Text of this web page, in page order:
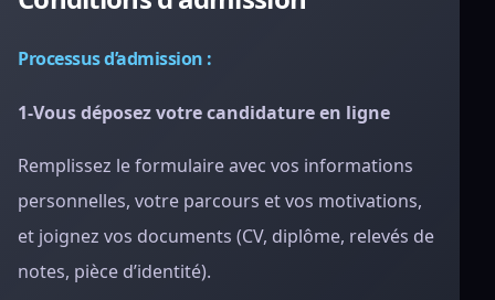
Processus d’admission :
1-Vous déposez votre candidature en ligne
Remplissez le formulaire avec vos informations
personnelles, votre parcours et vos motivations,
et joignez vos documents (CV, diplôme, relevés de
notes, pièce d’identité).